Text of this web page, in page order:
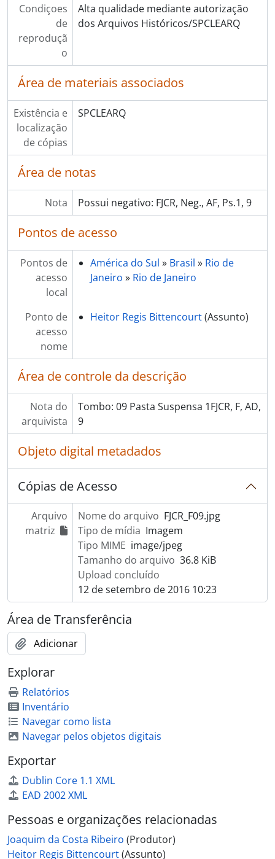
Condiçoes
de
reproduçã
o
Alta qualidade mediante autorização
dos Arquivos Históricos/SPCLEARQ
Área de materiais associados
Existência e
localização
de cópias
SPCLEARQ
Área de notas
Nota Possui negativo: FJCR, Neg., AF, Ps.1, 9
Pontos de acesso
Pontos de
acesso
local
América do Sul » Brasil » Rio de
Janeiro » Rio de Janeiro
Ponto de
acesso
nome
Heitor Regis Bittencourt(Assunto)
Área de controle da descrição
Nota do
arquivista
Tombo: 09 Pasta Suspensa 1FJCR, F, AD,
9
Objeto digital metadados
Cópias de Acesso
Arquivo
matriz
Nome do arquivo FJCR_F09.jpg
Tipo de mídia Imagem
Tipo MIME image/jpeg
Tamanho do arquivo 36.8 KiB
Upload concluído
12 de setembro de 2016 10:23
Área de Transferência
Adicionar
Explorar
Relatórios
Inventário
Navegar como lista
Navegar pelos objetos digitais
Exportar
Dublin Core 1.1 XML
EAD 2002 XML
Pessoas e organizações relacionadas
Joaquim da Costa Ribeiro (Produtor)
Heitor Regis Bittencourt(Assunto)